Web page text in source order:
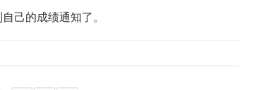
己的成绩通知了。